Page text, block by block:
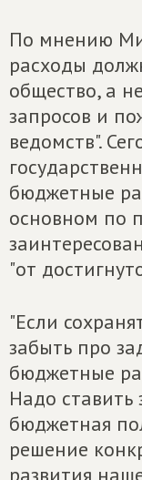
По мнению
расходы
общество, а
запросов и
ведомств".
бюджетные
основном по
"от
"Если
забыть про
бюджетные
Надо ставить
бюджетная
решение
развития